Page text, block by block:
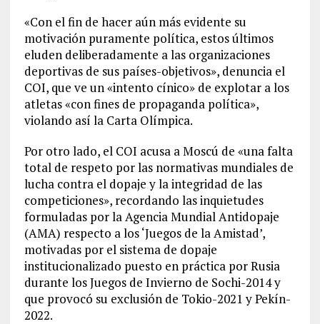
«Con el fin de hacer aún más evidente su
motivación puramente política, estos últimos
eluden deliberadamente a las organizaciones
deportivas de sus países-objetivos», denuncia el
COI, que ve un «intento cínico» de explotar a los
atletas «con fines de propaganda política»,
violando así la Carta Olímpica.
Por otro lado, el COI acusa a Moscú de «una falta
total de respeto por las normativas mundiales de
lucha contra el dopaje y la integridad de las
competiciones», recordando las inquietudes
formuladas por la Agencia Mundial Antidopaje
(AMA) respecto a los ‘Juegos de la Amistad’,
motivadas por el sistema de dopaje
institucionalizado puesto en práctica por Rusia
durante los Juegos de Invierno de Sochi-2014 y
que provocó su exclusión de Tokio-2021 y Pekín-
2022.